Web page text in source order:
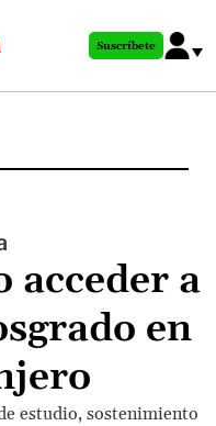
Suscríbete
acceder a
en
estudio, sostenimiento